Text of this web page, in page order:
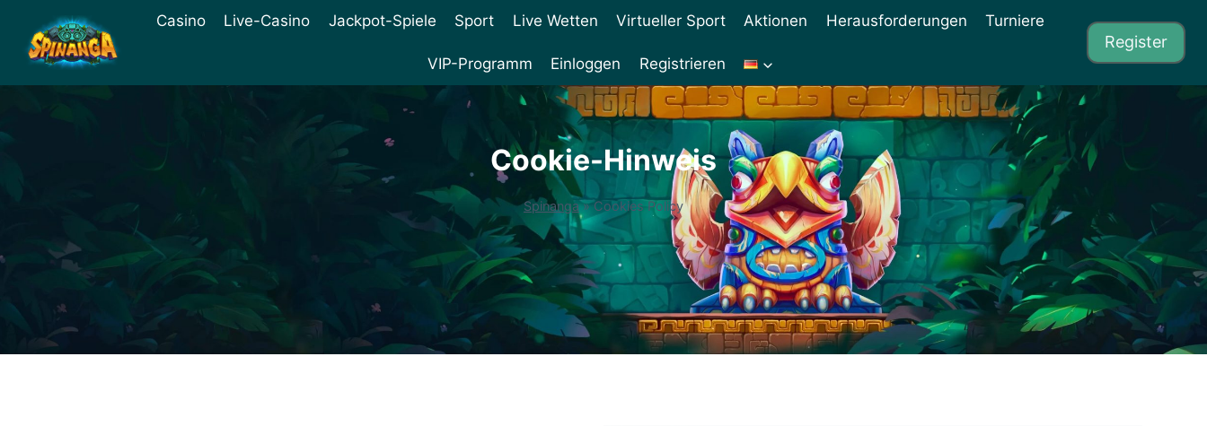
Inhalt
springen
Casino Live-Casino Jackpot-Spiele Sport Live Wetten Virtueller Sport Aktionen Herausforderungen Turniere
VIP-Programm Einloggen Registrieren
Register
Cookie-Hinweis
Spinanga»Cookies Policy